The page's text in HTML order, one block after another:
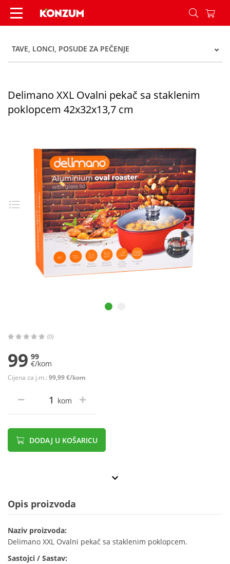
Delimano XXL Ovalni pekač sa staklenim
TAVE, LONCI, POSUDE ZA PEČENJE
Delimano XXL Ovalni pekač sa staklenim
poklopcem 42x32x13,7 cm
(0)
99 99
€/kom
Cijena za j.m.: 99,99 €/kom
kom
DODAJ U KOŠARICU
Opis proizvoda
Naziv proizvoda:
Delimano XXL Ovalni pekač sa staklenim poklopcem.
Sastojci / Sastav: